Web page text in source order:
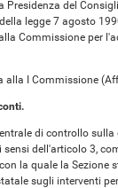
del
legge 7 agosto
Commissione per
I Commissione
di controllo
dell'articolo 3,
la quale la Sezione
sugli interventi